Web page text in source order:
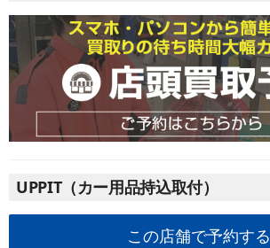
UPPIT（カー用品持込取付）
この店舗で予約する